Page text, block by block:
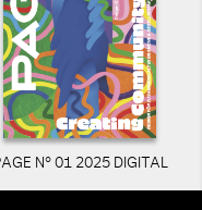
N° 01 2025 DIGITAL